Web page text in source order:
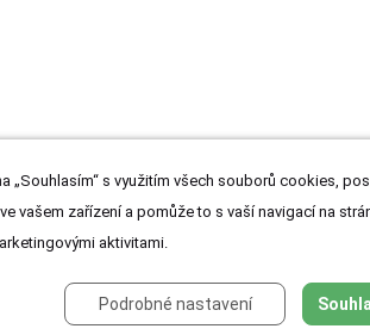
„Souhlasím“ s využitím všech souborů cookies,
vašem zařízení a pomůže to s vaší navigací na
aktivitami.
Podrobné nastavení